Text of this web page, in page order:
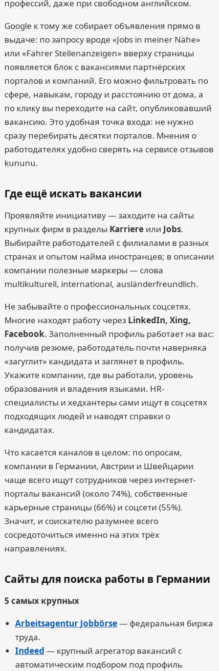
профессий, даже при свободном английском.
Google к тому же собирает объявления прямо в
выдаче: по запросу вроде «Jobs in meiner Nähe»
или «Fahrer Stellenanzeigen» вверху страницы
появляется блок с вакансиями партнёрских
порталов и компаний. Его можно фильтровать по
сфере, навыкам, городу и расстоянию от дома, а
по клику вы переходите на сайт, опубликовавший
вакансию. Это удобная точка входа: не нужно
сразу перебирать десятки порталов. Мнения о
работодателях удобно сверять на сервисе отзывов
kununu.
Где ещё искать вакансии
Проявляйте инициативу — заходите на сайты
крупных фирм в разделы Karriereили Jobs.
Выбирайте работодателей с филиалами в разных
странах и опытом найма иностранцев; в описании
компании полезные маркеры — слова
multikulturell, international, ausländerfreundlich.
Не забывайте о профессиональных соцсетях.
Многие находят работу через LinkedIn, Xing,
Facebook. Заполненный профиль работает на вас:
получив резюме, работодатель почти наверняка
«загуглит» кандидата и заглянет в профиль.
Укажите компании, где вы работали, уровень
образования и владения языками. HR-
специалисты и хедхантеры сами ищут в соцсетях
подходящих людей и наводят справки о
кандидатах.
Что касается каналов в целом: по опросам,
компании в Германии, Австрии и Швейцарии
чаще всего ищут сотрудников через интернет-
порталы вакансий (около 74%), собственные
карьерные страницы (66%) и соцсети (55%).
Значит, и соискателю разумнее всего
сосредоточиться именно на этих трёх
направлениях.
Сайты для поиска работы в Германии
5 самых крупных
Arbeitsagentur Jobbörse— федеральная биржа
труда.
Indeed — крупный агрегатор вакансий с
автоматическим подбором под профиль